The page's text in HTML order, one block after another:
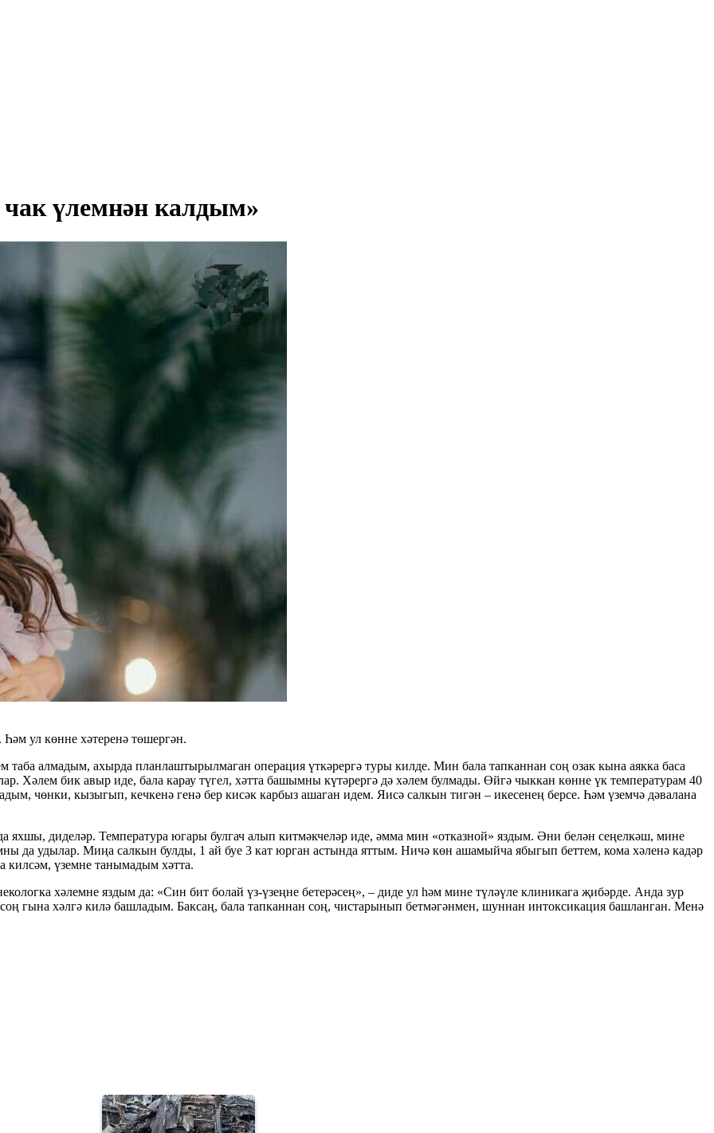
үлемнән калдым»
ул көнне хәтеренә төшергән.
таба алмадым, ахырда планлаштырылмаган операция үткәрергә туры килде. Мин бала тапканнан соң озак кына аякка баса
Хәлем бик авыр иде, бала карау түгел, хәтта башымны күтәрергә дә хәлем булмады. Өйгә чыккан көнне үк температурам 40
чөнки, кызыгып, кечкенә генә бер кисәк карбыз ашаган идем. Яисә салкын тигән – икесенең берсе. Һәм үземчә дәвалана
диделәр. Температура югары булгач алып китмәкчеләр иде, әмма мин «отказной» яздым. Әни белән сеңелкәш, мине
да удылар. Миңа салкын булды, 1 ай буе 3 кат юрган астында яттым. Ничә көн ашамыйча ябыгып беттем, кома хәленә кадәр
килсәм, үземне танымадым хәтта.
хәлемне яздым да: «Син бит болай үз-үзеңне бетерәсең», – диде ул һәм мине түләүле клиникага җибәрде. Анда зур
гына хәлгә килә башладым. Баксаң, бала тапканнан соң, чистарынып бетмәгәнмен, шуннан интоксикация башланган. Менә